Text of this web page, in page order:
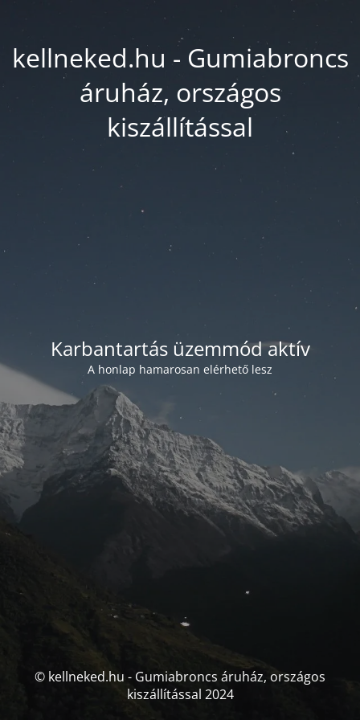
kellneked.hu - Gumiabroncs
áruház, országos
kiszállítással
Karbantartás üzemmód aktív
A honlap hamarosan elérhető lesz
© kellneked.hu - Gumiabroncs áruház, országos
kiszállítással 2024